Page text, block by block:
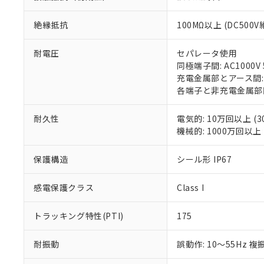
絶縁抵抗 100MΩ以上 (DC500V
耐電圧
セパレータ使用
同極端子間:
充電金属部とアース
各端子と非充電金属
耐久性
電気的: 10万回以上
機械的: 1000万回以
保護構造 シール形 IP67
感電保護クラス Class I
トラッキング特性(PTI) 175
耐振動 誤動作: 10～55Hz 複
くものです。
当社制御機
のであり、
い。
正式な納期
当社販売員
オムロン制
在庫状況お
す。
マイパーツ
ている必要が
※当社の共同
六価クロム(Cr(Ⅵ))
但し、RoHS指令で産業
フタル酸エステル類の
※2 対応予定月
部品在庫の切り替
※3 非含有証明
下記の非含有証明
EU RoHS指令（10
51物質の非含有証
※本証明書は発行
また、RoHS指令
「×」：最大均質
*中国RoHS10物質の基
Pb(鉛) :1000ppm、 Hg(
Cr(Ⅵ)(六価クロム) :
DBP(フタル酸ジブチル
DEHP(フタル酸ビス(2-
「ｅ」：有害物質
「10」：通常の使
味します。
「－」：未確認で
当社は、こ
う）を輸出
などの必要
ます。
当社は貴社
置等に一切
当社は、貴
また当社は
たしません。
記
号
説明
○ 一定数
△ 一定数
－
在庫な
機器販売
空
白
受注生